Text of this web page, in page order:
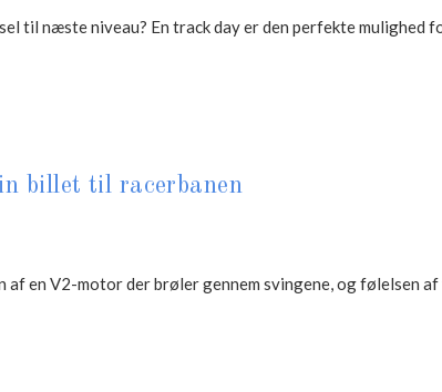
til næste niveau? En track day er den perfekte
billet til racerbanen
en V2-motor der brøler gennem svingene, og følelsen